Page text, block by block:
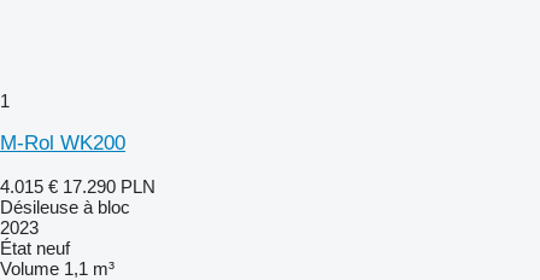
1
M-Rol WK200
4.015 € 17.290 PLN
Désileuse à bloc
2023
État neuf
Volume 1,1 m³